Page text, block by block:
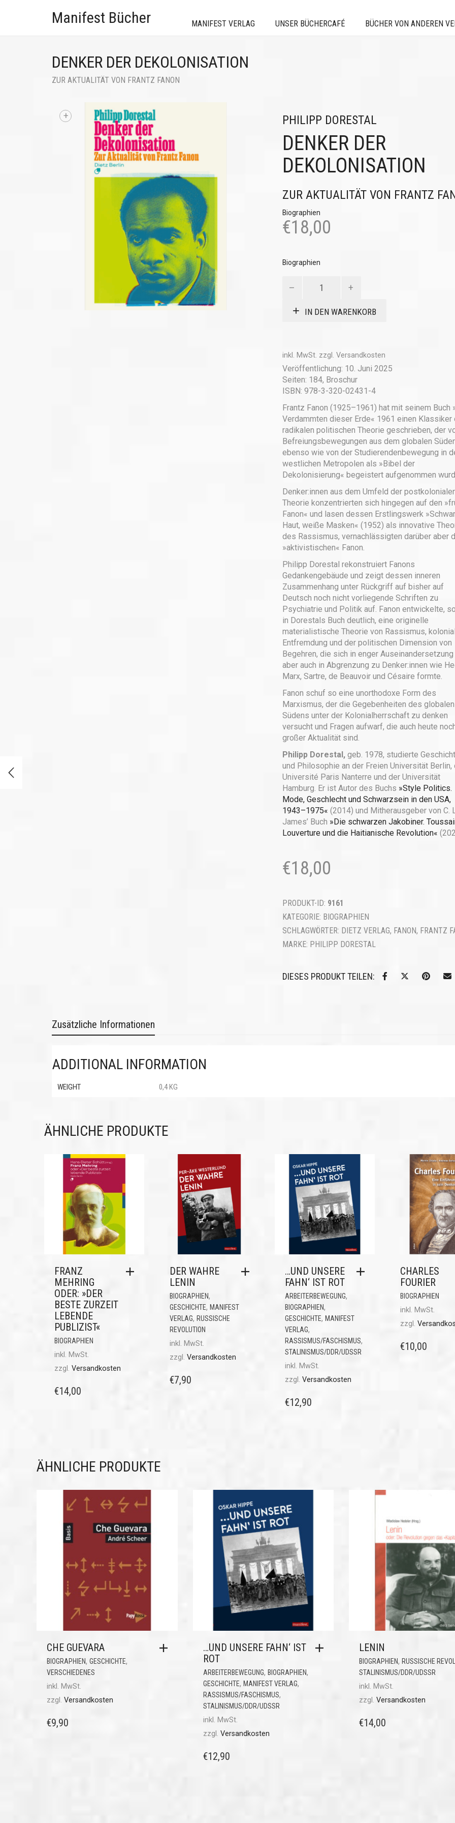
Manifest Bücher MANIFEST VERLAG UNSER BÜCHERCAFÉ BÜCHER VON ANDEREN
DENKER DER DEKOLONISATION
ZUR AKTUALITÄT VON FRANTZ FANON
+ PHILIPP DORESTAL
DENKER DER
DEKOLONISATION
ZUR AKTUALITÄT VON FRANTZ
Biographien
€18,00
Biographien
MengeIN DEN WARENKORB
inkl. MwSt. zzgl. Versandkosten
Veröffentlichung: 10. Juni 2025
Seiten: 184, Broschur
ISBN: 978-3-320-02431-4
Frantz Fanon (1925–1961) hat mit seinem Buch
Verdammten dieser Erde« 1961 einen Klassiker
radikalen politischen Theorie geschrieben, der
Befreiungsbewegungen aus dem globalen
ebenso wie von der Studierendenbewegung in
westlichen Metropolen als »Bibel der
Dekolonisierung« begeistert aufgenommen
Denker:innen aus dem Umfeld der
Theorie konzentrierten sich hingegen auf den
Fanon« und lasen dessen Erstlingswerk
Haut, weiße Masken« (1952) als innovative
des Rassismus, vernachlässigten darüber aber
»aktivistischen« Fanon.
Philipp Dorestal rekonstruiert Fanons
Gedankengebäude und zeigt dessen inneren
Zusammenhang unter Rückgriff auf bisher auf
Deutsch noch nicht vorliegende Schriften zu
Psychiatrie und Politik auf. Fanon entwickelte,
in Dorestals Buch deutlich, eine originelle
materialistische Theorie von Rassismus,
Entfremdung und der politischen Dimension von
Begehren, die sich in enger Auseinandersetzung
aber auch in Abgrenzung zu Denker:innen wie
Marx, Sartre, de Beauvoir und Césaire formte.
Fanon schuf so eine unorthodoxe Form des
Marxismus, der die Gegebenheiten des globalen
Südens unter der Kolonialherrschaft zu denken
versucht und Fragen aufwarf, die auch heute
großer Aktualität sind.
Philipp Dorestal,geb. 1978, studierte
und Philosophie an der Freien Universität Berlin,
Université Paris Nanterre und der Universität
Hamburg. Er ist Autor des Buchs »Style Politics.
Mode, Geschlecht und Schwarzsein in den USA,
1943–1975« (2014) und Mitherausgeber von C.
James’ Buch »Die schwarzen Jakobiner.
Louverture und die Haitianische Revolution«
€18,00
PRODUKT-ID: 9161
KATEGORIE: BIOGRAPHIEN
SCHLAGWÖRTER: DIETZ VERLAG, FANON, FRANTZ
MARKE: PHILIPP DORESTAL
DIESES PRODUKT TEILEN:
Zusätzliche Informationen
ADDITIONAL INFORMATION
WEIGHT 0,4 KG
ÄHNLICHE PRODUKTE
FRANZ
MEHRING
ODER: »DER
BESTE ZURZEIT
LEBENDE
PUBLIZIST«
BIOGRAPHIEN
inkl. MwSt.
zzgl. Versandkosten
€14,00
DER WAHRE
LENIN
BIOGRAPHIEN,
GESCHICHTE, MANIFEST
VERLAG, RUSSISCHE
REVOLUTION
inkl. MwSt.
zzgl. Versandkosten
€7,90
…UND UNSERE
FAHN‘ IST ROT
ARBEITERBEWEGUNG,
BIOGRAPHIEN,
GESCHICHTE, MANIFEST
VERLAG,
RASSISMUS/FASCHISMUS,
STALINISMUS/DDR/UDSSR
inkl. MwSt.
zzgl. Versandkosten
€12,90
CHARLES
FOURIER
BIOGRAPHIEN
inkl. MwSt.
zzgl.
€10,00
ÄHNLICHE PRODUKTE
CHE GUEVARA
BIOGRAPHIEN, GESCHICHTE,
VERSCHIEDENES
inkl. MwSt.
zzgl. Versandkosten
€9,90
…UND UNSERE FAHN‘ IST
ROT
ARBEITERBEWEGUNG, BIOGRAPHIEN,
GESCHICHTE, MANIFEST VERLAG,
RASSISMUS/FASCHISMUS,
STALINISMUS/DDR/UDSSR
inkl. MwSt.
zzgl. Versandkosten
€12,90
LENIN
BIOGRAPHIEN, RUSSISCHE
STALINISMUS/DDR/UDSSR
inkl. MwSt.
zzgl. Versandkosten
€14,00